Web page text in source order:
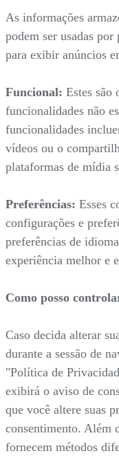
As informações
podem ser usadas
para exibir anúncios
Funcional: Estes são
funcionalidades não
funcionalidades
vídeos ou o
plataformas de mídia
Preferências: Esses
configurações e
preferências de
experiência melhor e
Como posso
Caso decida alterar
durante a sessão de
"Política de
exibirá o aviso de
que você altere suas
consentimento. Além
fornecem métodos